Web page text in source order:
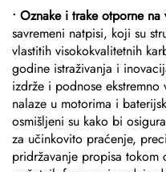
• Oznake i trake otporne na
savremeni natpisi, koji su
vlastitih visokokvalitetnih
godine istraživanja i
izdrže i podnose
nalaze u motorima i
osmišljeni su kako bi
za učinkovito praćenje,
pridržavanje propisa